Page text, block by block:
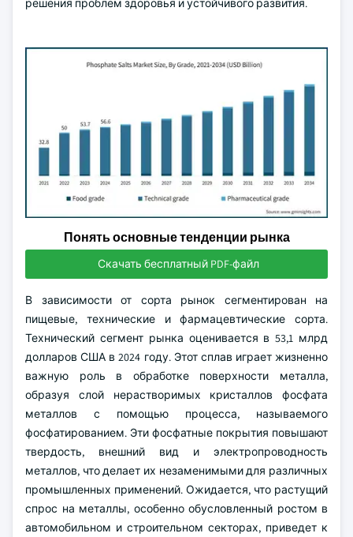
решения проблем здоровья и устойчивого развития.
Понять основные тенденции рынка
Скачать бесплатный PDF-файл
В зависимости от сорта рынок сегментирован на
пищевые, технические и фармацевтические сорта.
Технический сегмент рынка оценивается в 53,1 млрд
долларов США в 2024 году. Этот сплав играет жизненно
важную роль в обработке поверхности металла,
образуя слой нерастворимых кристаллов фосфата
металлов с помощью процесса, называемого
фосфатированием. Эти фосфатные покрытия повышают
твердость, внешний вид и электропроводность
металлов, что делает их незаменимыми для различных
промышленных применений. Ожидается, что растущий
спрос на металлы, особенно обусловленный ростом в
автомобильном и строительном секторах, приведет к